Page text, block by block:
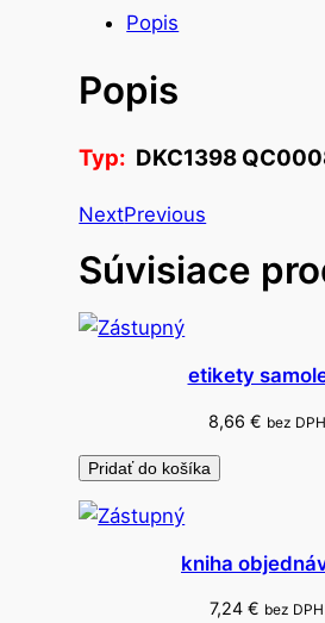
s
v
o
t
o
a
n
s
o
p
Popis
Popis
Typ: DKC1398
NextPrevious
Súvisiace
etikety
8,66 € bez DPH
Pridať do košíka
kniha
7,24 € bez DPH